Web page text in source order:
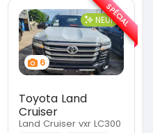
6
NEUF
Toyota Land
Cruiser
Land Cruiser vxr LC300
SPÉCIAL